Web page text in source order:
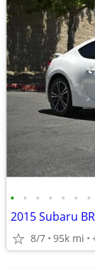
• • • • • • •
8/7 95k mi